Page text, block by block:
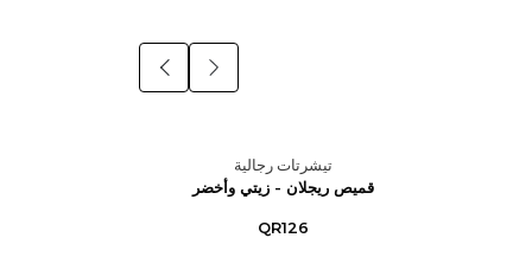
تيشرتات رجالية
قميص ريجلان - زيتي وأخضر
QR126